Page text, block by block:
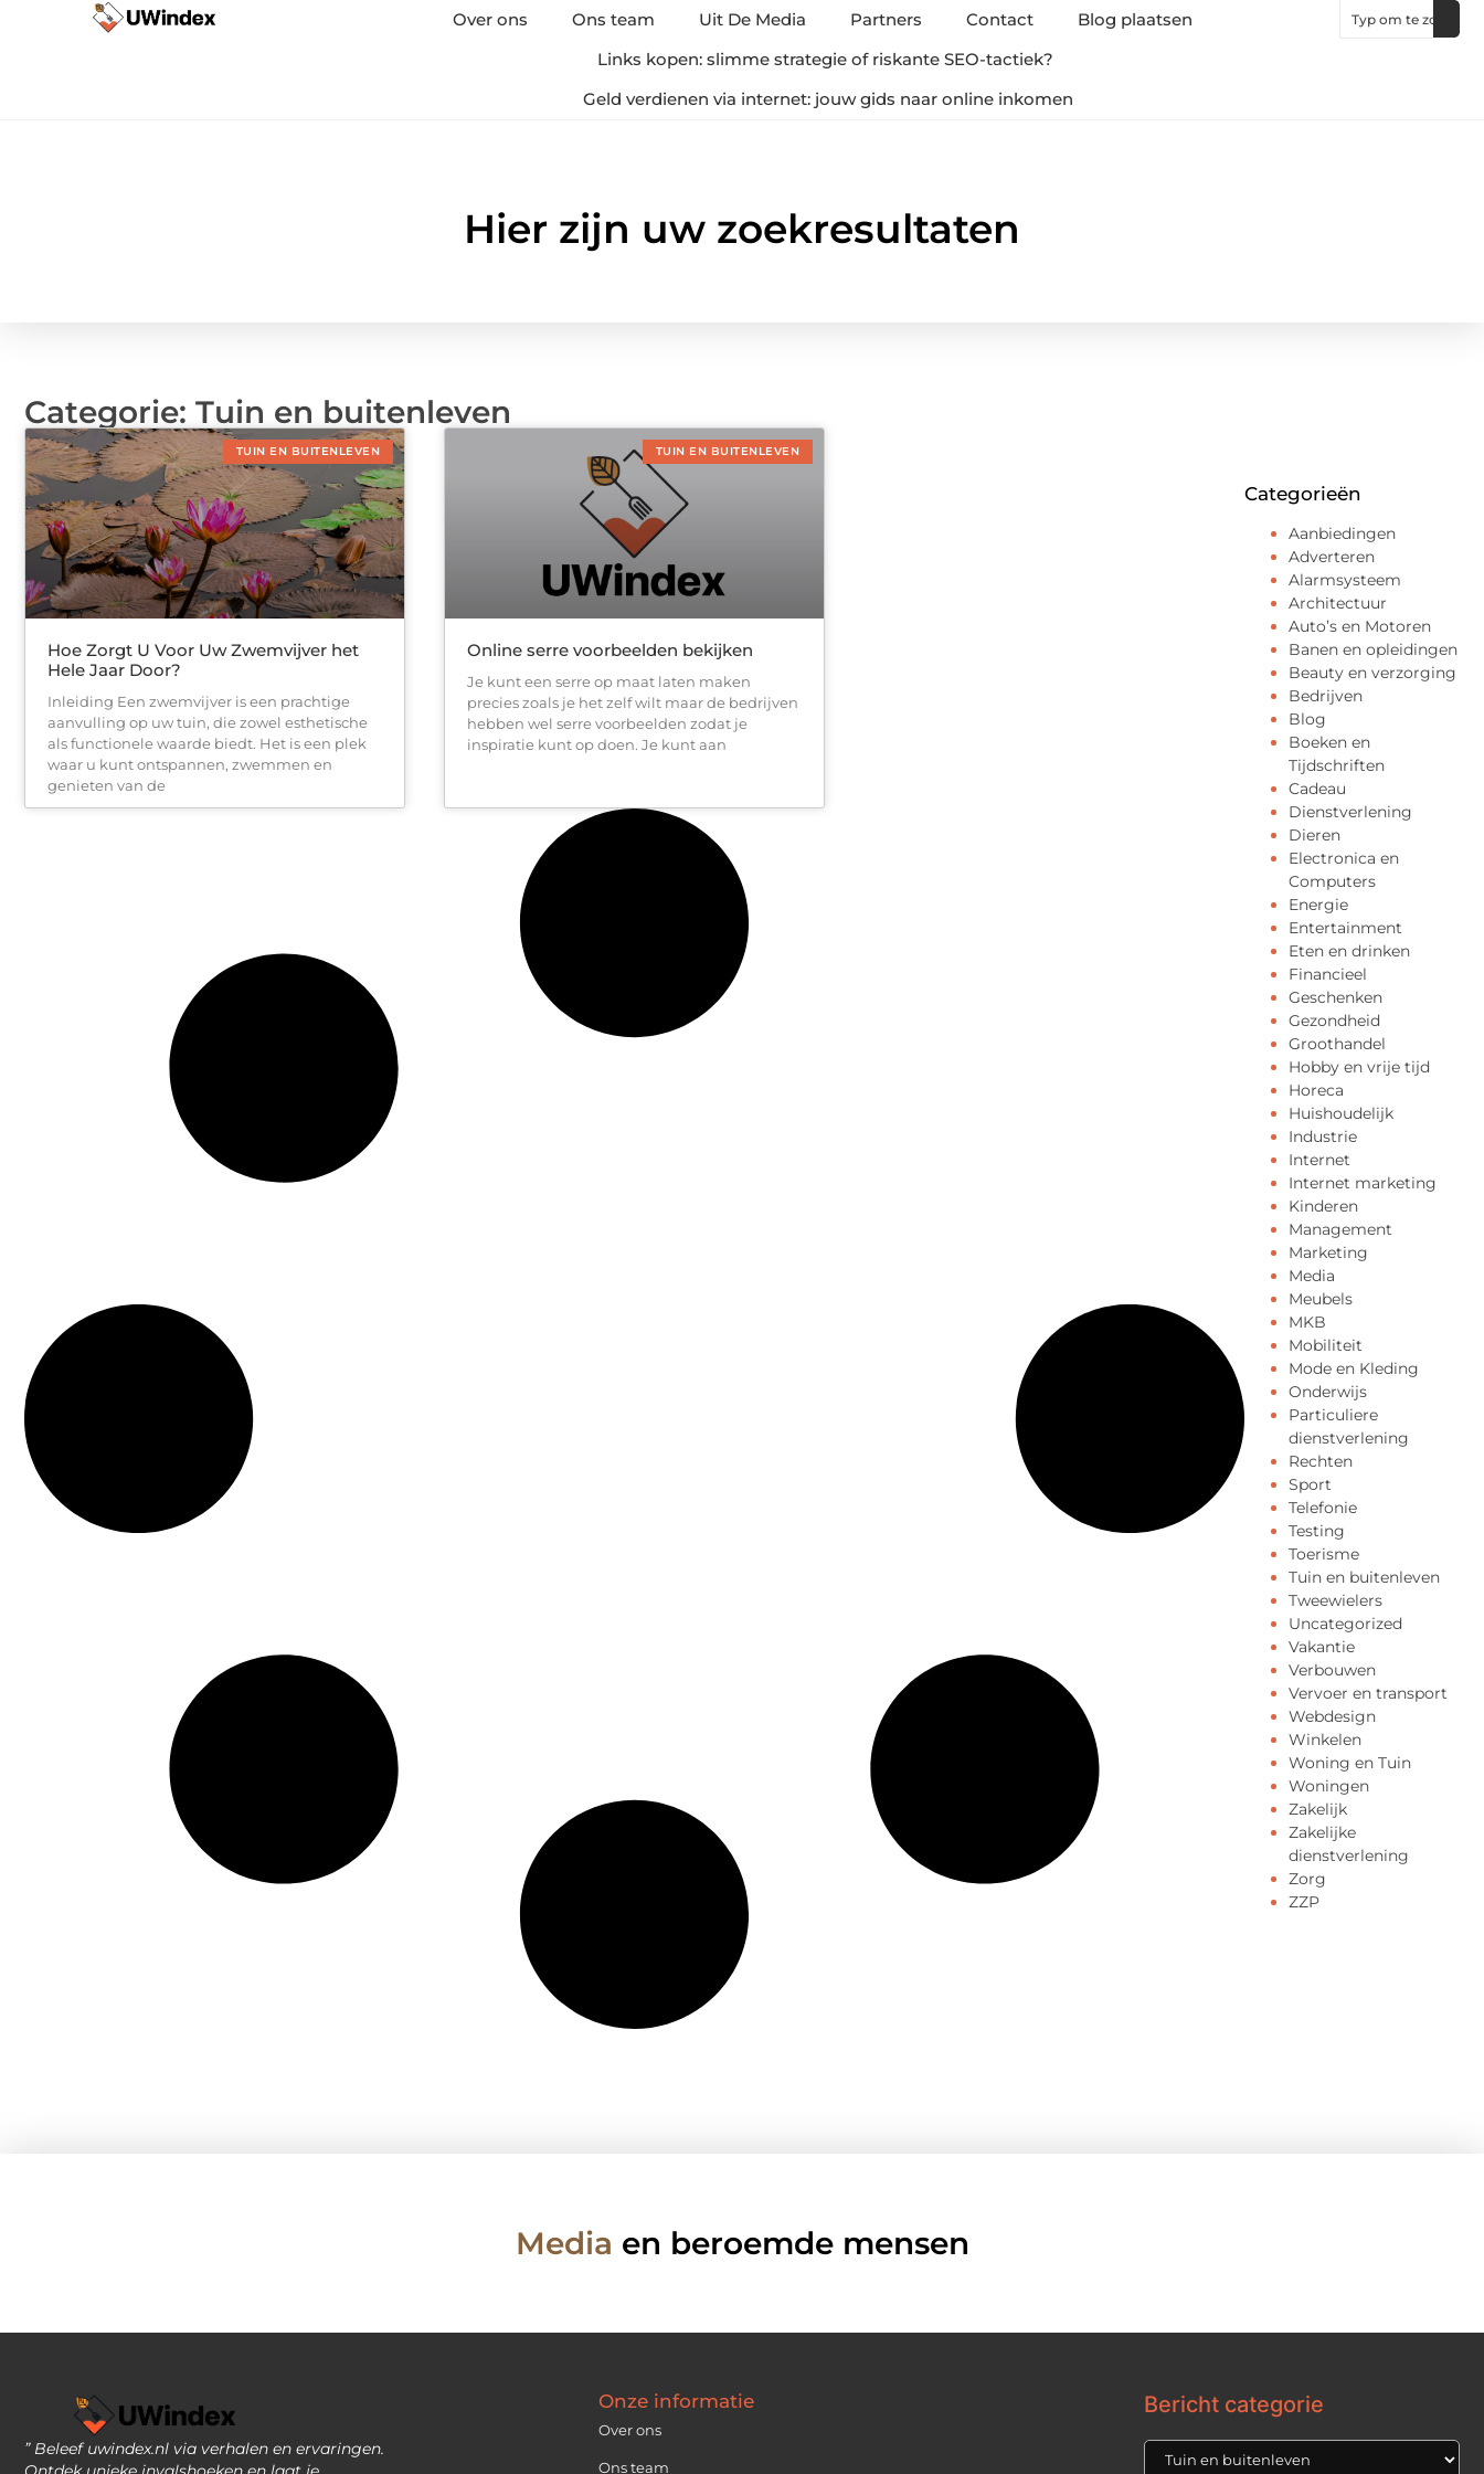
Over ons Ons team Uit De Media Partners Contact
Blog plaatsen
Links kopen: slimme strategie of riskante SEO-tactiek?
Geld verdienen via internet: jouw gids naar online inkomen
Hier zijn uw zoekresultaten
Categorie: Tuin en buitenleven
TUIN EN BUITENLEVEN
Hoe Zorgt U Voor Uw Zwemvijver het
Hele Jaar Door?
Inleiding Een zwemvijver is een prachtige
aanvulling op uw tuin, die zowel esthetische
als functionele waarde biedt. Het is een plek
waar u kunt ontspannen, zwemmen en
genieten van de
TUIN EN BUITENLEVEN
Online serre voorbeelden bekijken
Je kunt een serre op maat laten maken
precies zoals je het zelf wilt maar de bedrijven
hebben wel serre voorbeelden zodat je
inspiratie kunt op doen. Je kunt aan
Categorieën
Aanbiedingen
Adverteren
Alarmsysteem
Architectuur
Auto’s en Motoren
Banen en opleidingen
Beauty en verzorging
Bedrijven
Blog
Boeken en
Tijdschriften
Cadeau
Dienstverlening
Dieren
Electronica en
Computers
Energie
Entertainment
Eten en drinken
Financieel
Geschenken
Gezondheid
Groothandel
Hobby en vrije tijd
Horeca
Huishoudelijk
Industrie
Internet
Internet marketing
Kinderen
Management
Marketing
Media
Meubels
MKB
Mobiliteit
Mode en Kleding
Onderwijs
Particuliere
dienstverlening
Rechten
Sport
Telefonie
Testing
Toerisme
Tuin en buitenleven
Tweewielers
Uncategorized
Vakantie
Verbouwen
Vervoer en transport
Webdesign
Winkelen
Woning en Tuin
Woningen
Zakelijk
Zakelijke
dienstverlening
Zorg
ZZP
Media en beroemde mensen
” Beleef uwindex.nl via verhalen en ervaringen.
Onze informatie
Over ons
Ons team
Bericht categorie